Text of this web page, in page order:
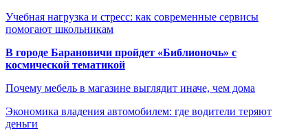
Учебная нагрузка и стресс: как современные сервисы
помогают школьникам
В городе Барановичи пройдет «Библионочь» с
космической тематикой
Почему мебель в магазине выглядит иначе, чем дома
Экономика владения автомобилем: где водители теряют
деньги